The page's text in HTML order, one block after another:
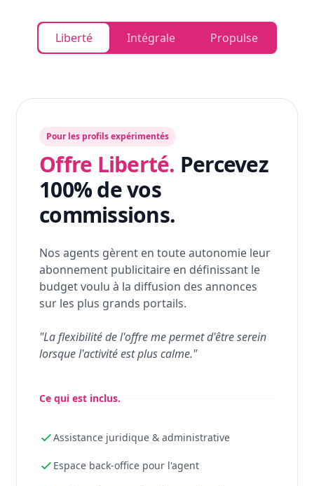
Liberté Intégrale Propulse
Pour les profils expérimentés
Offre Liberté. Percevez
100% de vos
commissions.
Nos agents gèrent en toute autonomie leur
abonnement publicitaire en définissant le
budget voulu à la diffusion des annonces
sur les plus grands portails.
"La flexibilité de l'offre me permet d'être serein
lorsque l'activité est plus calme."
Ce qui est inclus.
Assistance juridique & administrative
Espace back-office pour l'agent